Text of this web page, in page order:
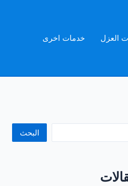
العزل خدمات اخرى
البحث